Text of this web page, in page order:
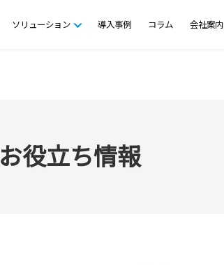
ソリューション 導入事例 コラム 会社案内
お役立ち情報